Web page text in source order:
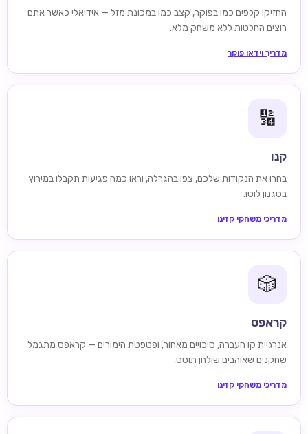
החזיקו קלפים כמו בפוקר, קצב כמו במכונת מזל — אידיאלי כאשר אתם
רוצים החלטות ללא משחק מלא.
מדריך וידאו פוקר
🔢
קנו
בחרו את הנקודות שלכם, צפו בהגרלה, וראו כמה פגיעות תקבלו במירוץ
בסגנון לוטו.
מדריכי משחקי קזינו
🎲
קראפס
אנרגיית קו העברה, סיכויים מאחור, ופטפטת הימורים — קראפס מתגמל
שחקנים שאוהבים שולחן תוסס.
מדריכי משחקי קזינו